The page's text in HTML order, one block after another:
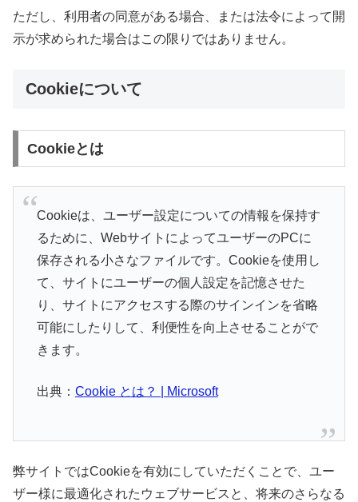
ただし、利用者の同意がある場合、または法令によって開
示が求められた場合はこの限りではありません。
Cookieについて
Cookieとは
Cookieは、ユーザー設定についての情報を保持す
るために、WebサイトによってユーザーのPCに
保存される小さなファイルです。Cookieを使用し
て、サイトにユーザーの個人設定を記憶させた
り、サイトにアクセスする際のサインインを省略
可能にしたりして、利便性を向上させることがで
きます。
出典： Cookie とは？ | Microsoft
弊サイトではCookieを有効にしていただくことで、ユー
ザー様に最適化されたウェブサービスと、将来のさらなる